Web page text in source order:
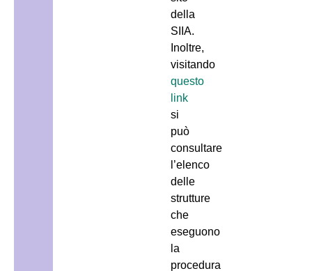
della
SIIA.
Inoltre,
visitando
questo
link
si
può
consultare
l’elenco
delle
strutture
che
eseguono
la
procedura